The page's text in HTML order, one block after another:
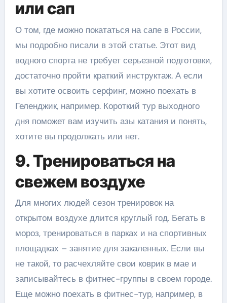
или сап
О том, где можно покататься на сапе в России,
мы подробно писали в этой статье. Этот вид
водного спорта не требует серьезной подготовки,
достаточно пройти краткий инструктаж. А если
вы хотите освоить серфинг, можно поехать в
Геленджик, например. Короткий тур выходного
дня поможет вам изучить азы катания и понять,
хотите вы продолжать или нет.
9. Тренироваться на
свежем воздухе
Для многих людей сезон тренировок на
открытом воздухе длится круглый год. Бегать в
мороз, тренироваться в парках и на спортивных
площадках – занятие для закаленных. Если вы
не такой, то расчехляйте свои коврик в мае и
записывайтесь в фитнес-группы в своем городе.
Еще можно поехать в фитнес-тур, например, в